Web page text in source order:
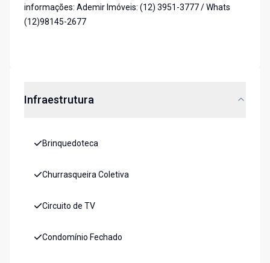
informações: Ademir Imóveis: (12) 3951-3777 / Whats
(12)98145-2677
Infraestrutura
Brinquedoteca
Churrasqueira Coletiva
Circuito de TV
Condomínio Fechado